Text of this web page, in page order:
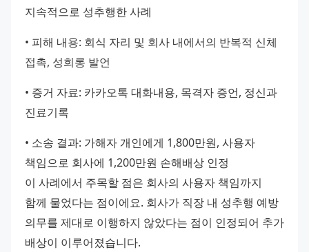
지속적으로 성추행한 사례
• 피해 내용: 회식 자리 및 회사 내에서의 반복적 신체
접촉, 성희롱 발언
• 증거 자료: 카카오톡 대화내용, 목격자 증언, 정신과
진료기록
• 소송 결과: 가해자 개인에게 1,800만원, 사용자
책임으로 회사에 1,200만원 손해배상 인정
이 사례에서 주목할 점은 회사의 사용자 책임까지
함께 물었다는 점이에요. 회사가 직장 내 성추행 예방
의무를 제대로 이행하지 않았다는 점이 인정되어 추가
배상이 이루어졌습니다.